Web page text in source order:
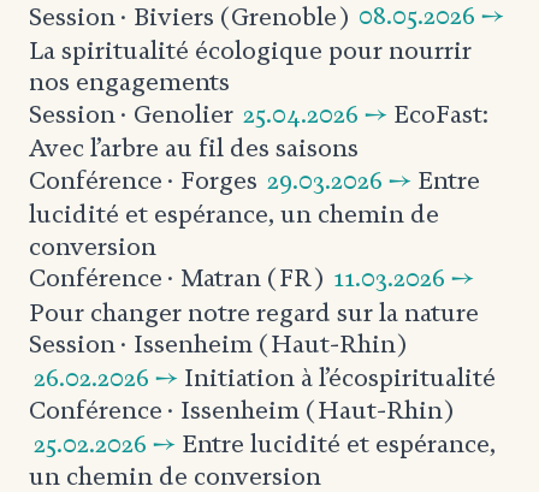
Session · Biviers (Grenoble) 08.05.2026 →
La spiritualité écologique pour nourrir
nos engagements
Session · Genolier 25.04.2026 → EcoFast:
Avec l’arbre au fil des saisons
Conférence · Forges 29.03.2026 → Entre
lucidité et espérance, un chemin de
conversion
Conférence · Matran (FR) 11.03.2026 →
Pour changer notre regard sur la nature
Session · Issenheim (Haut-Rhin)
26.02.2026 → Initiation à l’écospiritualité
Conférence · Issenheim (Haut-Rhin)
25.02.2026 → Entre lucidité et espérance,
un chemin de conversion